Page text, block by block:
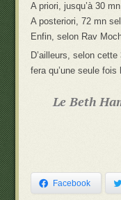
A priori, jusqu’à 30
A posteriori, 72 mn
Enfin, selon Rav
D’ailleurs, selon cette
fera qu’une seule fois
Le Beth
Facebook